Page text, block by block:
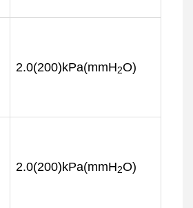
2.0(200)kPa(mmH2O)
2.0(200)kPa(mmH2O)